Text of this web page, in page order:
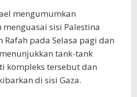
mengumumkan
sisi Palestina
Rafah pada Selasa pagi dan
tank-tank
kompleks tersebut dan
di sisi Gaza.